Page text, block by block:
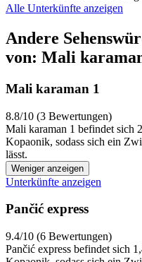
Alle Unterkünfte anzeigen
Andere
von: Mali
Mali karaman 1
8.8/10 (3 Bewertungen)
Mali karaman 1 befindet sich
Kopaonik, sodass sich ein
lässt.
Weniger anzeigen
Unterkünfte anzeigen
Pančić express
9.4/10 (6 Bewertungen)
Pančić express befindet sich